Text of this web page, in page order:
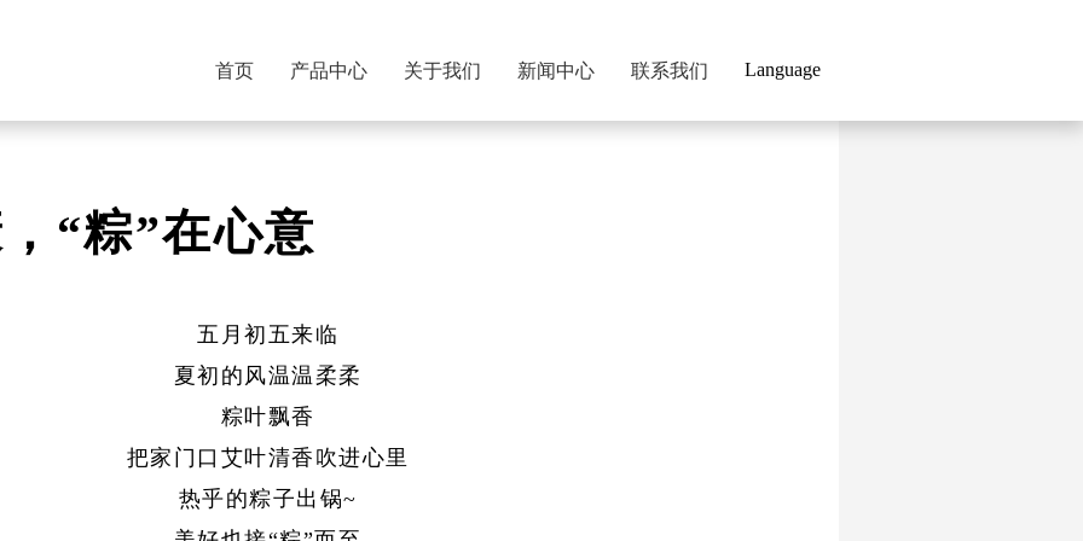
首页 产品中心 关于我们 新闻中心 联系我们 Language
“粽”在心意
五月初五来临
夏初的风温温柔柔
粽叶飘香
把家门口艾叶清香吹进心里
热乎的粽子出锅~